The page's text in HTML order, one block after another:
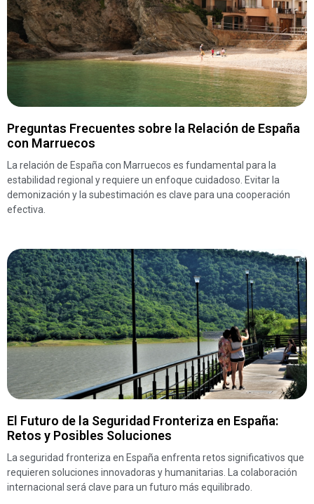
Preguntas Frecuentes sobre la Relación de España
con Marruecos
La relación de España con Marruecos es fundamental para la
estabilidad regional y requiere un enfoque cuidadoso. Evitar la
demonización y la subestimación es clave para una cooperación
efectiva.
El Futuro de la Seguridad Fronteriza en España:
Retos y Posibles Soluciones
La seguridad fronteriza en España enfrenta retos significativos que
requieren soluciones innovadoras y humanitarias. La colaboración
internacional será clave para un futuro más equilibrado.